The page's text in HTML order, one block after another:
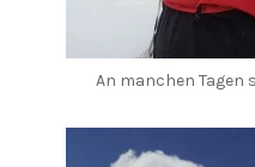
An manchen Tagen